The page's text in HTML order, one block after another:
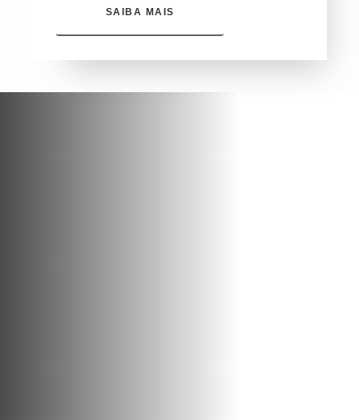
SAIBA MAIS